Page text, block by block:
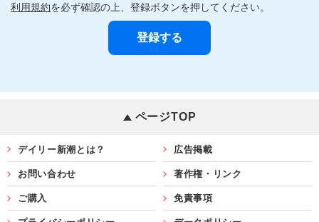
利用規約を必ず確認の上、登録ボタンを押してください。
ページTOP
デイリー新潮とは？ 広告掲載
お問い合わせ 著作権・リンク
ご購入 免責事項